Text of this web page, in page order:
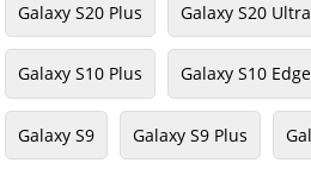
Galaxy S20 Plus Galaxy S20 Ultra
Galaxy S10 Plus Galaxy S10 Edge
Galaxy S9 Galaxy S9 Plus